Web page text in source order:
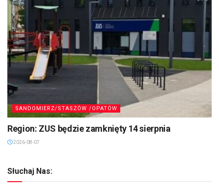
SANDOMIERZ/STASZÓW /OPATÓW
Region: ZUS będzie zamknięty 14 sierpnia
2026-08-07
Słuchaj Nas: